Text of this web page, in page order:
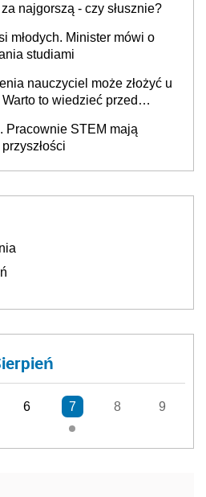
najgorszą - czy słusznie?
młodych. Minister mówi o
studiami
nauczyciel może złożyć u
to wiedzieć przed
Pracownie STEM mają
6 7 8 9